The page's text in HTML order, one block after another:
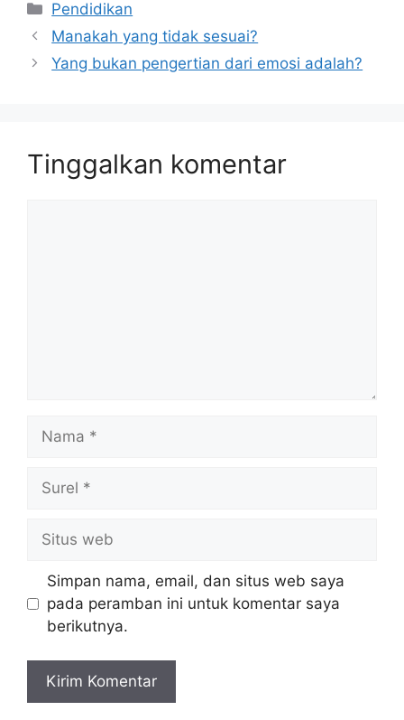
Kategori
Pendidikan
Manakah yang tidak sesuai?
Yang bukan pengertian dari emosi adalah?
Tinggalkan komentar
web
Simpan nama, email, dan situs web saya
pada peramban ini untuk komentar saya
berikutnya.